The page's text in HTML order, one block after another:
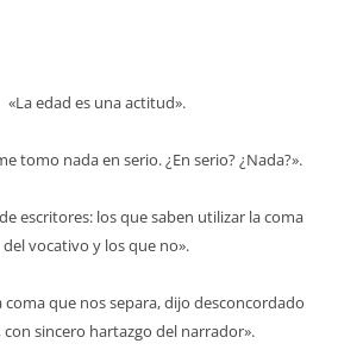
«La edad es una actitud».
tomo nada en serio. ¿En serio? ¿Nada?».
escritores: los que saben utilizar la coma
del vocativo y los que no».
coma que nos separa, dijo desconcordado
con sincero hartazgo del narrador».